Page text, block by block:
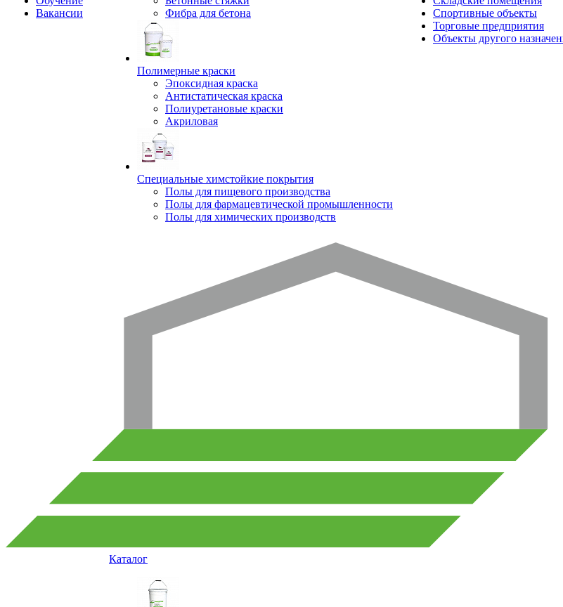
Вакансии
Фибра для бетона
Полимерные краски
Эпоксидная краска
Антистатическая краска
Полиуретановые краски
Акриловая
Специальные химстойкие покрытия
Полы для пищевого производства
Полы для фармацевтической промышленности
Полы для химических производств
Спортивные объекты
Торговые предприятия
Объекты другого
Каталог